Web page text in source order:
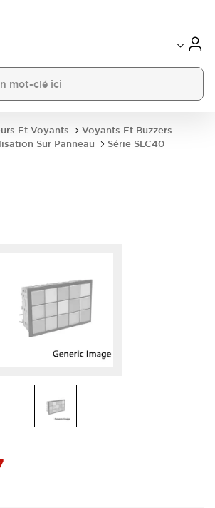
Et Voyants
Voyants Et Buzzers
Sur Panneau
Série SLC40